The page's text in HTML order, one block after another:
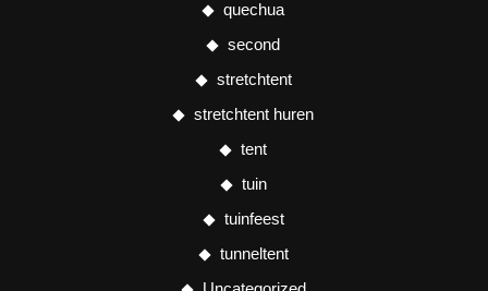
quechua
second
stretchtent
stretchtent huren
tent
tuin
tuinfeest
tunneltent